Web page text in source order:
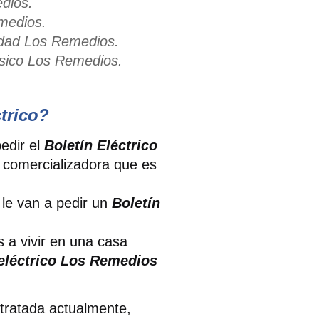
Los Remedios.
Los Remedios.
elBoletín Eléctrico
que es
van a pedir unBoletín
a vivir en una casa
Los Remedios
actualmente,